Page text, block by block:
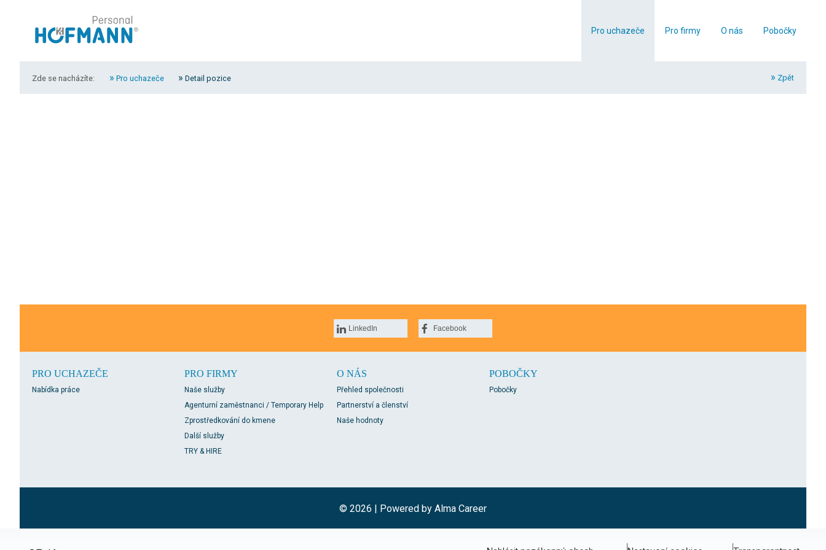
Pro uchazeče Pro firmy O nás Pobočky
Zde se nacházíte: Pro uchazeče Detail pozice Zpět
LinkedIn Facebook
PRO UCHAZEČE
Nabídka práce
PRO FIRMY
Naše služby
Agenturní zaměstnanci / Temporary Help
Zprostředkování do kmene
Další služby
TRY & HIRE
O NÁS
Přehled společnosti
Partnerství a členství
Naše hodnoty
POBOČKY
Pobočky
© 2026 | Powered by Alma Career